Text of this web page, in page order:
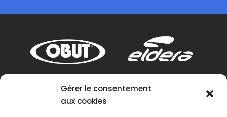
Gérer le consentement
aux cookies